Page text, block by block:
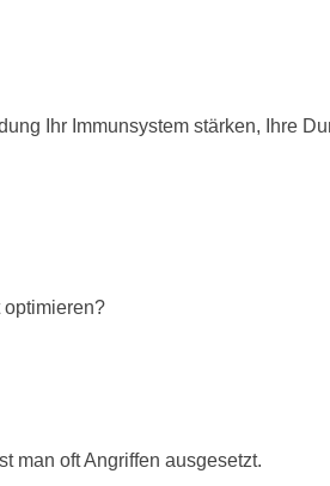
Ihr Immunsystem stärken, Ihre
optimieren?
man oft Angriffen ausgesetzt.